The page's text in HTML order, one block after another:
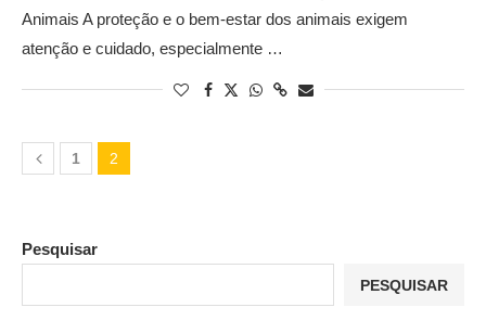
Animais A proteção e o bem-estar dos animais exigem
atenção e cuidado, especialmente …
1 2
Pesquisar
PESQUISAR